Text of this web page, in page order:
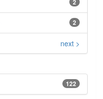
2
2
next >
122